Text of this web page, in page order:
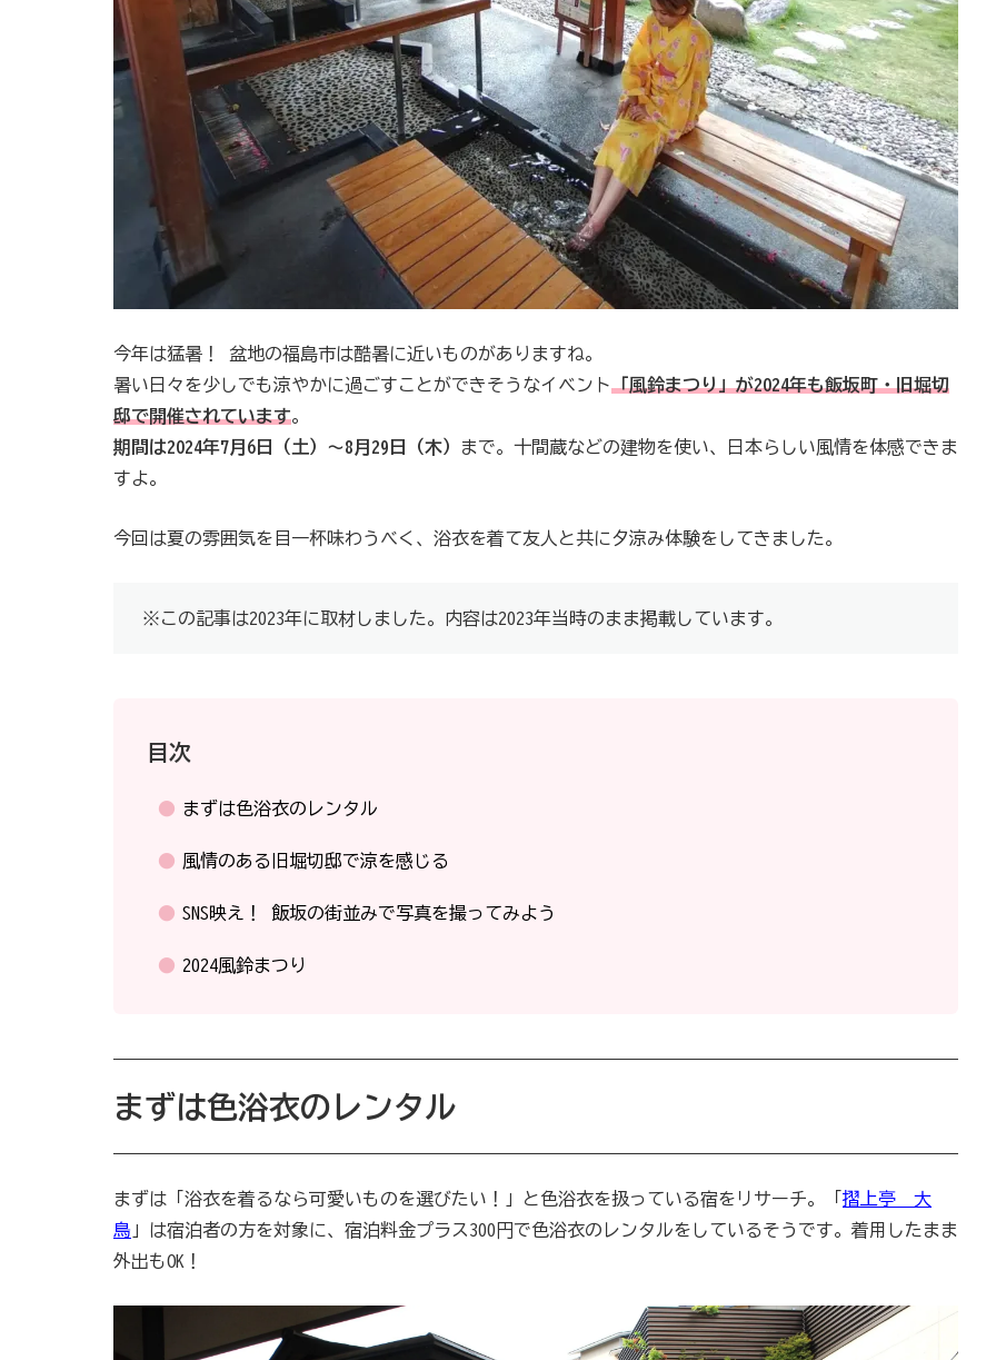
今年は猛暑！ 盆地の福島市は酷暑に近いものがありますね。
暑い日々を少しでも涼やかに過ごすことができそうなイベント「風鈴まつり」が2024年も飯坂町・旧堀切
邸で開催されています。
期間は2024年7月6日（土）～8月29日（木）
まで。十間蔵などの建物を使い、日本らしい風情を体感できま
すよ。
今回は夏の雰囲気を目一杯味わうべく、浴衣を着て友人と共に夕涼み体験をしてきました。
※この記事は2023年に取材しました。内容は2023年当時のまま掲載しています。
目次
まずは色浴衣のレンタル
風情のある旧堀切邸で涼を感じる
SNS映え！ 飯坂の街並みで写真を撮ってみよう
2024風鈴まつり
まずは色浴衣のレンタル
まずは「浴衣を着るなら可愛いものを選びたい！」と色浴衣を扱っている宿をリサーチ。「 摺上亭 大
鳥 」は宿泊者の方を対象に、宿泊料金プラス300円で色浴衣のレンタルをしているそうです。着用したまま
外出もOK！